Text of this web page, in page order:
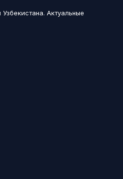
Актуальные